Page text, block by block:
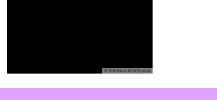
© Erzbistum Köln/Hordys